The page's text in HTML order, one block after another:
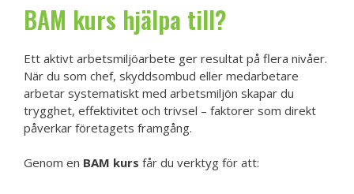
BAM kurs hjälpa till?
Ett aktivt arbetsmiljöarbete ger resultat på flera nivåer.
När du som chef, skyddsombud eller medarbetare
arbetar systematiskt med arbetsmiljön skapar du
trygghet, effektivitet och trivsel – faktorer som direkt
påverkar företagets framgång.
Genom en BAM kurs får du verktyg för att: